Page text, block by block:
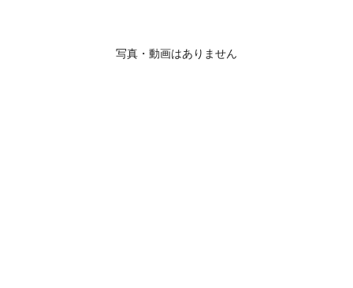
写真・動画はありません